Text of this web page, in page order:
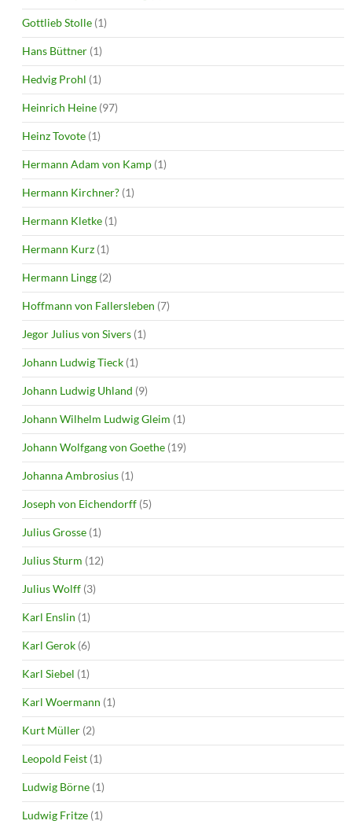
Gottlieb Stolle (1)
Hans Büttner (1)
Hedvig Prohl (1)
Heinrich Heine (97)
Heinz Tovote (1)
Hermann Adam von Kamp (1)
Hermann Kirchner? (1)
Hermann Kletke (1)
Hermann Kurz (1)
Hermann Lingg (2)
Hoffmann von Fallersleben (7)
Jegor Julius von Sivers (1)
Johann Ludwig Tieck (1)
Johann Ludwig Uhland (9)
Johann Wilhelm Ludwig Gleim (1)
Johann Wolfgang von Goethe (19)
Johanna Ambrosius (1)
Joseph von Eichendorff (5)
Julius Grosse (1)
Julius Sturm (12)
Julius Wolff (3)
Karl Enslin (1)
Karl Gerok (6)
Karl Siebel (1)
Karl Woermann (1)
Kurt Müller (2)
Leopold Feist (1)
Ludwig Börne (1)
Ludwig Fritze (1)